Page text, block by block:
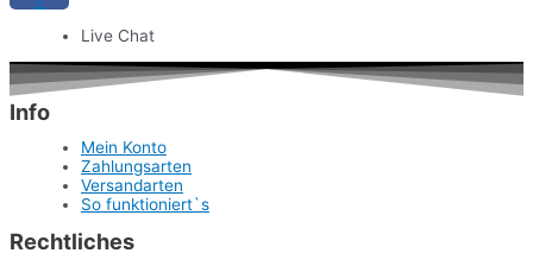
Live Chat
Info
Mein Konto
Zahlungsarten
Versandarten
So funktioniert`s
Rechtliches